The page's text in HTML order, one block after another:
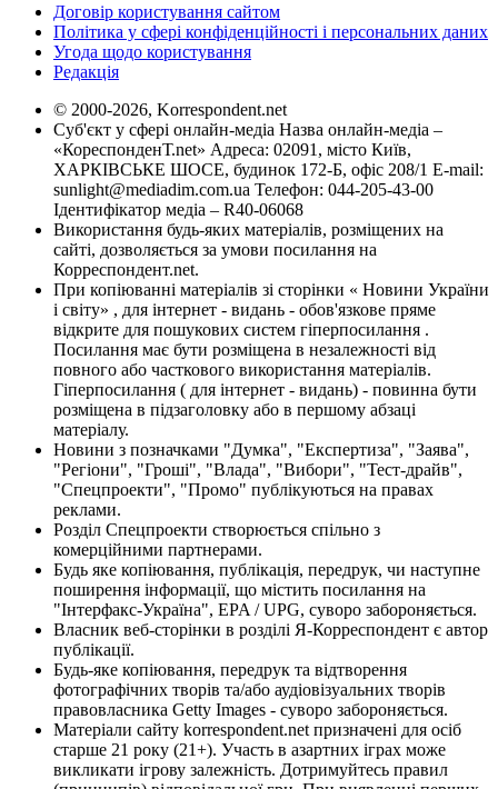
Договір користування сайтом
Політика у сфері конфіденційності і персональних даних
Угода щодо користування
Редакція
© 2000-2026, Korrespondent.net
Суб'єкт у сфері онлайн-медіа Назва онлайн-медіа –
«КореспонденТ.net» Адреса: 02091, місто Київ,
ХАРКІВСЬКЕ ШОСЕ, будинок 172-Б, офіс 208/1 E-mail:
sunlight@mediadim.com.ua Телефон: 044-205-43-00
Ідентифікатор медіа – R40-06068
Використання будь-яких матеріалів, розміщених на
сайті, дозволяється за умови посилання на
Корреспондент.net.
При копіюванні матеріалів зі сторінки « Новини України
і світу» , для інтернет - видань - обов'язкове пряме
відкрите для пошукових систем гіперпосилання .
Посилання має бути розміщена в незалежності від
повного або часткового використання матеріалів.
Гіперпосилання ( для інтернет - видань) - повинна бути
розміщена в підзаголовку або в першому абзаці
матеріалу.
Новини з позначками "Думка", "Експертиза", "Заява",
"Регіони", "Гроші", "Влада", "Вибори", "Тест-драйв",
"Спецпроекти", "Промо" публікуються на правах
реклами.
Розділ Спецпроекти створюється спільно з
комерційними партнерами.
Будь яке копіювання, публікація, передрук, чи наступне
поширення інформації, що містить посилання на
"Інтерфакс-Україна", EPA / UPG, суворо забороняється.
Власник веб-сторінки в розділі Я-Корреспондент є автор
публікації.
Будь-яке копіювання, передрук та відтворення
фотографічних творів та/або аудіовізуальних творів
правовласника Getty Images - суворо забороняється.
Матеріали сайту korrespondent.net призначені для осіб
старше 21 року (21+). Участь в азартних іграх може
викликати ігрову залежність. Дотримуйтесь правил